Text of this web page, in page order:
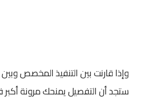
وإذا قارنت بين التنفيذ المخصص
ستجد أن التفصيل يمنحك مرونة